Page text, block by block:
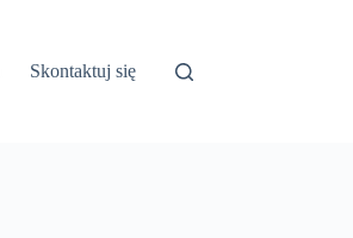
Skontaktuj się